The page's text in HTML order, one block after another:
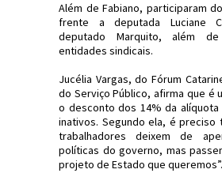
Além de Fabiano, participaram
frente a deputada Luciane
deputado Marquito, além
entidades sindicais.
Jucélia Vargas, do Fórum
do Serviço Público, afirma que é
o desconto dos 14% da
inativos. Segundo ela, é preciso
trabalhadores deixem de
políticas do governo, mas
projeto de Estado que queremos”.